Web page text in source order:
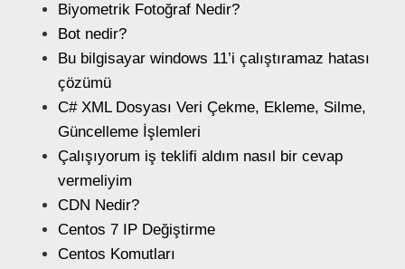
Biyometrik Fotoğraf Nedir?
Bot nedir?
Bu bilgisayar windows 11’i çalıştıramaz hatası
çözümü
C# XML Dosyası Veri Çekme, Ekleme, Silme,
Güncelleme İşlemleri
Çalışıyorum iş teklifi aldım nasıl bir cevap
vermeliyim
CDN Nedir?
Centos 7 IP Değiştirme
Centos Komutları